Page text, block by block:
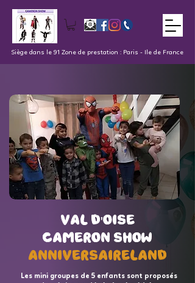
Siège dans le 91 Zone de prestation : Paris - Ile de France
val d'oise
Cameron Show
AnniversaireLand
val d'oise
Cameron Show
AnniversaireLand
Les mini groupes de 5 enfants sont proposés